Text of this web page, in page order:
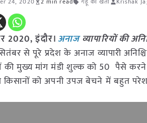
2020, इंदौर।अनाजव्यापारियों की
से पूरे प्रदेश के अनाज व्यापारी
की मुख्य मांग मंडी शुल्क को 50 पैसे
को अपनी उपज बेचने में बहुत